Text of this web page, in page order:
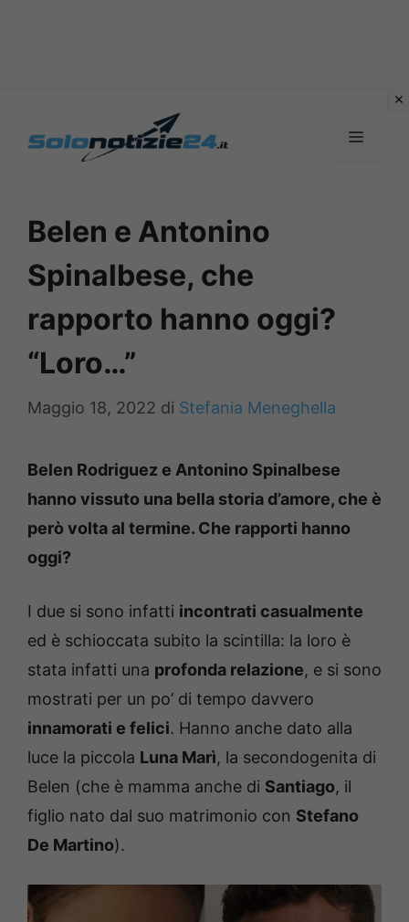
MENU
Belen e Antonino
Spinalbese, che
rapporto hanno oggi?
“Loro…”
Maggio 18, 2022 di Stefania Meneghella
Belen Rodriguez e Antonino Spinalbese
hanno vissuto una bella storia d’amore, che è
però volta al termine. Che rapporti hanno
oggi?
I due si sono infatti incontrati casualmente
ed è schioccata subito la scintilla: la loro è
stata infatti una profonda relazione, e si sono
mostrati per un po’ di tempo davvero
innamorati e felici. Hanno anche dato alla
luce la piccola Luna Marì, la secondogenita di
Belen (che è mamma anche di Santiago, il
figlio nato dal suo matrimonio con Stefano
De Martino).